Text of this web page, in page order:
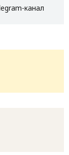
канал